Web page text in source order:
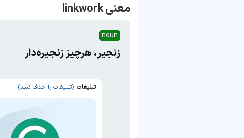
معنی linkwork
noun
زنجیر، هرچیز زنجیره‌دار
تبلیغات (تبلیغات را حذف کنید)